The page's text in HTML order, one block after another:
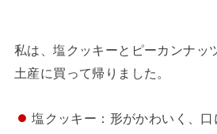
私は、塩クッキーとピーカンナッ
土産に買って帰りました。
塩クッキー：形がかわいく、